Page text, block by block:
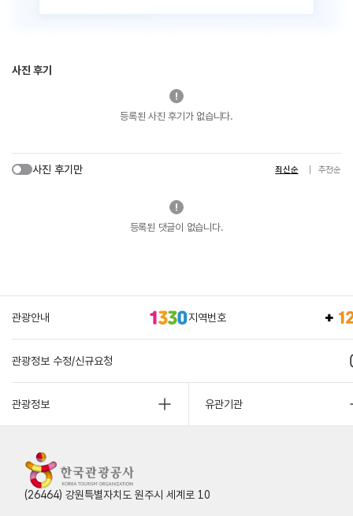
사진 후기
등록된 사진 후기가 없습니다.
사진 후기만 최신순 추천순
등록된 댓글이 없습니다.
관광안내 지역번호
관광정보 수정/신규요청
관광정보 유관기관
(26464) 강원특별자치도 원주시 세계로 10